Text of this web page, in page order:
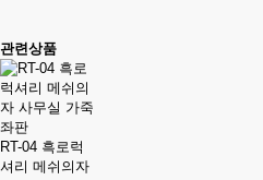
관련상품
RT-04 흑로럭
셔리 메쉬의자